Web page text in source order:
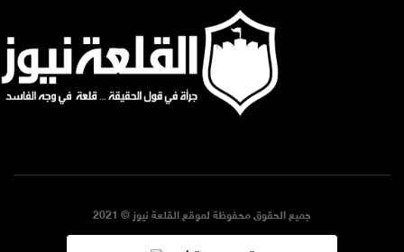
جميع الحقوق محفوظة لموقع القلعة نيوز © 2021